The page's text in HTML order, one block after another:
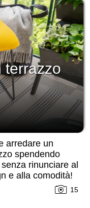
terrazzo
arredare un
spendendo
rinunciare al
e alla comodità!
15